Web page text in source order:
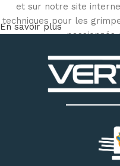
et sur notre site
techniques pour les
passionnés
Découvrez notre
chaussons d’escalade,
descendeurs,
techniques et
modèles de chaussons
En savoir plus